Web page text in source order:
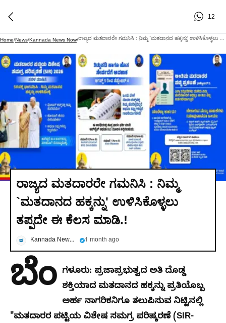
12
Home/News/Kannada News Now/
ರಾಜ್ಯದ ಮತದಾರರೇ ಗಮನಿಸಿ : ನಿಮ್ಮ
`ಮತದಾನದ ಹಕ್ಕನ್ನು' ಉಳಿಸಿಕೊಳ್ಳಲು
ತಪ್ಪದೇ ಈ ಕೆಲಸ ಮಾಡಿ.!
Kannada News Now 1 month ago
ಬೆಂ ಗಳೂರು: ಪ್ರಜಾಪ್ರಭುತ್ವದ ಅತಿ ದೊಡ್ಡ
ಶಕ್ತಿಯಾದ ಮತದಾನದ ಹಕ್ಕನ್ನು ಪ್ರತಿಯೊಬ್ಬ
ಅರ್ಹ ನಾಗರಿಕನಿಗೂ ತಲುಪಿಸುವ ನಿಟ್ಟಿನಲ್ಲಿ
"ಮತದಾರರ ಪಟ್ಟಿಯ ವಿಶೇಷ ಸಮಗ್ರ ಪರಿಷ್ಕರಣೆ (SIR-